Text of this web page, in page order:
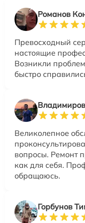
Романов
Превосходный
настоящие
Возникли
быстро
Великолепное
вопросы. Ремонт
как для себя.
обращаюсь.
Горбунов